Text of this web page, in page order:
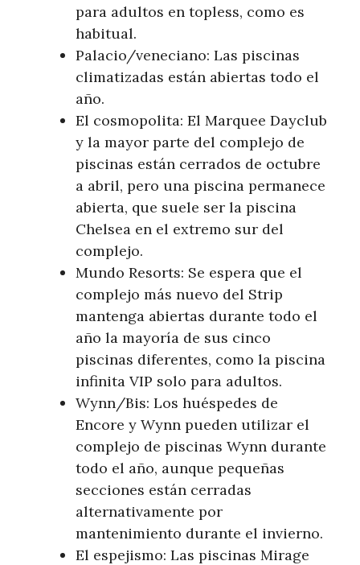
para adultos en topless, como es
habitual.
Palacio/veneciano: Las piscinas
climatizadas están abiertas todo el
año.
El cosmopolita: El Marquee Dayclub
y la mayor parte del complejo de
piscinas están cerrados de octubre
a abril, pero una piscina permanece
abierta, que suele ser la piscina
Chelsea en el extremo sur del
complejo.
Mundo Resorts: Se espera que el
complejo más nuevo del Strip
mantenga abiertas durante todo el
año la mayoría de sus cinco
piscinas diferentes, como la piscina
infinita VIP solo para adultos.
Wynn/Bis: Los huéspedes de
Encore y Wynn pueden utilizar el
complejo de piscinas Wynn durante
todo el año, aunque pequeñas
secciones están cerradas
alternativamente por
mantenimiento durante el invierno.
El espejismo: Las piscinas Mirage